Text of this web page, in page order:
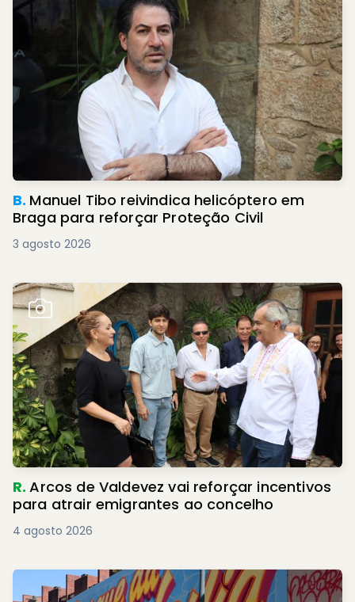
B. Manuel Tibo reivindica helicóptero em
Braga para reforçar Proteção Civil
3 agosto 2026
R.Arcos de Valdevez vai reforçar incentivos
para atrair emigrantes ao concelho
4 agosto 2026